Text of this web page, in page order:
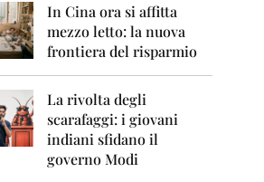
In Cina ora si affitta
mezzo letto: la nuova
frontiera del risparmio
La rivolta degli
scarafaggi: i giovani
indiani sfidano il
governo Modi